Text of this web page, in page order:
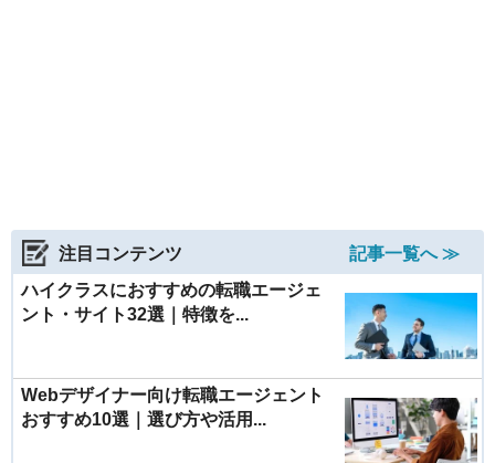
注目コンテンツ
記事一覧へ ≫
ハイクラスにおすすめの転職エージェ
ント・サイト32選｜特徴を...
Webデザイナー向け転職エージェント
おすすめ10選｜選び方や活用...